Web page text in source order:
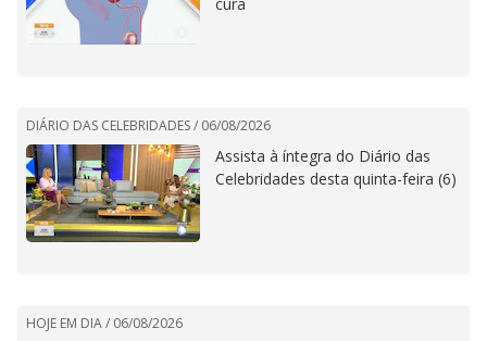
DIÁRIO DAS CELEBRIDADES / 06/08/2026
Assista à íntegra do Diário das
Celebridades desta quinta-feira (6)
HOJE EM DIA / 06/08/2026